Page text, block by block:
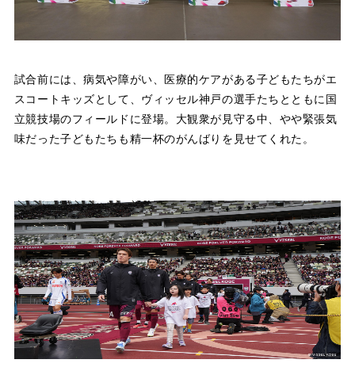
試合前には、病気や障がい、医療的ケアがある子どもたちがエ
スコートキッズとして、ヴィッセル神戸の選手たちとともに国
立競技場のフィールドに登場。大観衆が見守る中、やや緊張気
味だった子どもたちも精一杯のがんばりを見せてくれた。